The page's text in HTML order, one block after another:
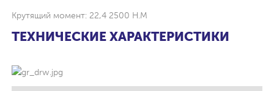
Крутящий момент: 22,4 2500 Н.М
ТЕХНИЧЕСКИЕ ХАРАКТЕРИСТИКИ